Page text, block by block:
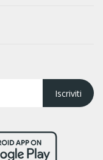
Iscriviti